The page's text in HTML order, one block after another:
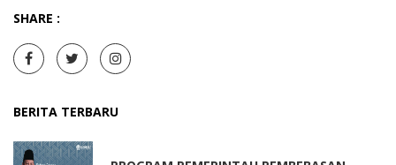
SHARE :
BERITA TERBARU